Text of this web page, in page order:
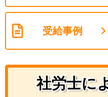
受給事例
社労士に